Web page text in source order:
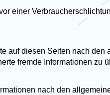
einer
auf diesen Seiten nach
fremde Informationen
nach den